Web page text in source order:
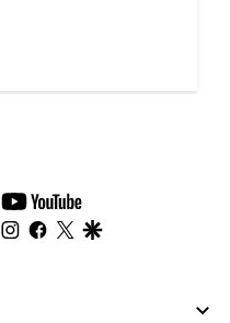
youtube-
footer
instagram
facebook
twitter